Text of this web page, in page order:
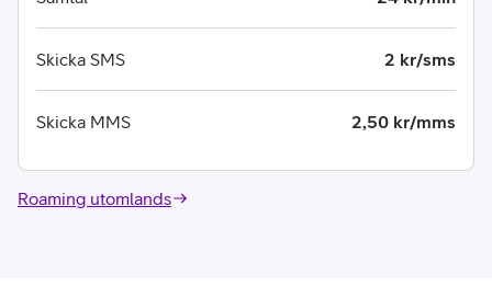
Skicka SMS 2 kr/sms
Skicka MMS 2,50 kr/mms
Roaming utomlands